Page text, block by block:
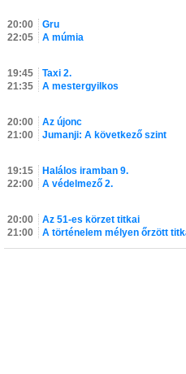
20:00
Gru
22:05
A múmia
19:45
Taxi 2.
21:35
A mestergyilkos
20:00
Az újonc
21:00
Jumanji: A következő szint
19:15
Halálos iramban 9.
22:00
A védelmező 2.
20:00
Az 51-es körzet titkai
21:00
A történelem mélyen őrzött